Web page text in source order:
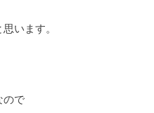
います。
ので